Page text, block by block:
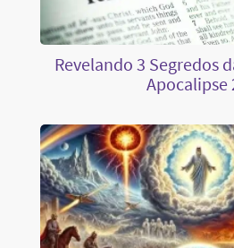
Revelando 3 Segredos
Apocalipse